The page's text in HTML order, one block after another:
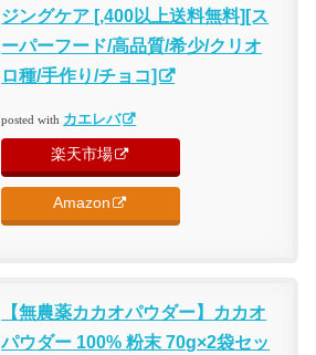
ジングケア [,400以上送料無料][ス
ーパーフード/高品質/希少/クリオ
ロ種/手作り/チョコ]
posted with カエレバ
楽天市場
Amazon
【無農薬カカオパウダー】カカオ
パウダー 100% 粉末 70g×2袋セッ